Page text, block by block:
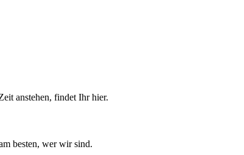
anstehen, findet Ihr hier.
besten, wer wir sind.